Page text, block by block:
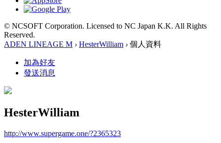
© NCSOFT Corporation. Licensed to NC Japan K.K. All Rights
Reserved.
ADEN LINEAGE M › HesterWilliam › 個人資料
加為好友
發送消息
HesterWilliam
http://www.supergame.one/?2365323